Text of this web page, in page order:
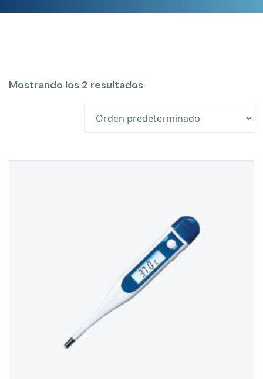
Mostrando los 2 resultados